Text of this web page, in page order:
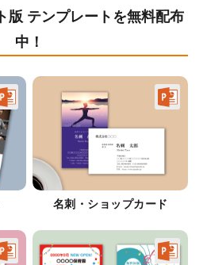
版 テンプレートを無料配布
中！
名刺・ショップカード